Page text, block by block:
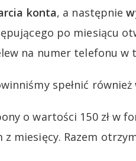
konta, a następnie
po miesiącu
na numer telefonu w
spełnić
o wartości 150 zł w
miesięcy. Razem